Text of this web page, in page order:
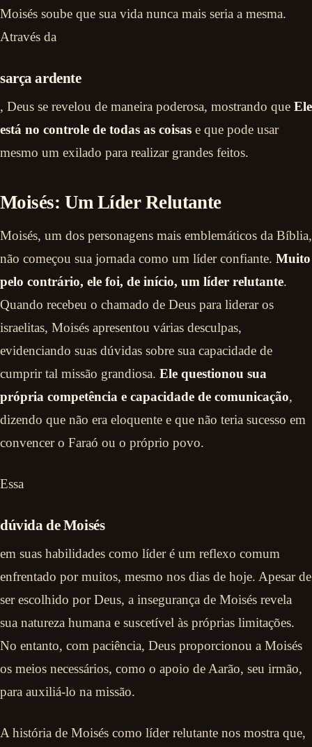
Moisés soube que sua vida nunca mais seria a mesma.
Através da
sarça ardente
, Deus se revelou de maneira poderosa, mostrando que Ele
está no controle de todas as coisas e que pode usar
mesmo um exilado para realizar grandes feitos.
Moisés: Um Líder Relutante
Moisés, um dos personagens mais emblemáticos da Bíblia,
não começou sua jornada como um líder confiante. Muito
pelo contrário, ele foi, de início, um líder relutante.
Quando recebeu o chamado de Deus para liderar os
israelitas, Moisés apresentou várias desculpas,
evidenciando suas dúvidas sobre sua capacidade de
cumprir tal missão grandiosa. Ele questionou sua
própria competência e capacidade de comunicação,
dizendo que não era eloquente e que não teria sucesso em
convencer o Faraó ou o próprio povo.
Essa
dúvida de Moisés
em suas habilidades como líder é um reflexo comum
enfrentado por muitos, mesmo nos dias de hoje. Apesar de
ser escolhido por Deus, a insegurança de Moisés revela
sua natureza humana e suscetível às próprias limitações.
No entanto, com paciência, Deus proporcionou a Moisés
os meios necessários, como o apoio de Aarão, seu irmão,
para auxiliá-lo na missão.
A história de Moisés como líder relutante nos mostra que,